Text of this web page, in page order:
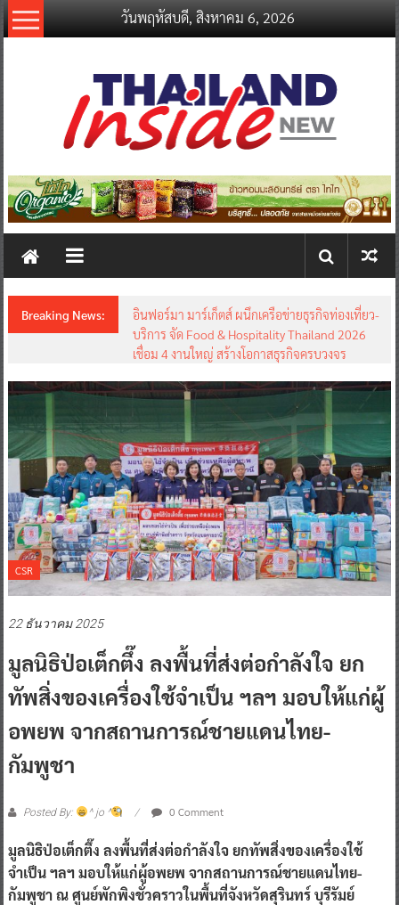
Skip
to
วันพฤหัสบดี, สิงหาคม 6, 2026
thailandinsidenew.com
Thailand
New
Breaking News:
อินฟอร์มา มาร์เก็ตส์ ผนึกเครือข่ายธุรกิจท่องเที่ยว-
บริการ จัด Food & Hospitality Thailand 2026
เชื่อม 4 งานใหญ่ สร้างโอกาสธุรกิจครบวงจร
CSR
22 ธันวาคม 2025
มูลนิธิป่อเต็กตึ๊ง ลงพื้นที่ส่งต่อกำลังใจ ยก
ทัพสิ่งของเครื่องใช้จำเป็น ฯลฯ มอบให้แก่ผู้
อพยพ จากสถานการณ์ชายแดนไทย-
กัมพูชา
Posted By: ^ jo ^ 0 Comment
มูลนิธิป่อเต็กตึ๊ง ลงพื้นที่ส่งต่อกำลังใจ ยกทัพสิ่งของเครื่องใช้
จำเป็น ฯลฯ มอบให้แก่ผู้อพยพ จากสถานการณ์ชายแดนไทย-
กัมพูชา ณ ศูนย์พักพิงชั่วคราวในพื้นที่จังหวัดสุรินทร์ บุรีรัมย์